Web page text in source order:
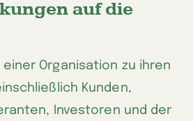
auf die
einer Organisation zu ihren
Kunden,
Investoren und der